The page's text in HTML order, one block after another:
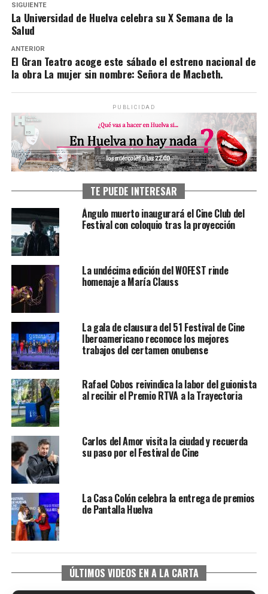
SIGUIENTE
La Universidad de Huelva celebra su X Semana de la
Salud
ANTERIOR
El Gran Teatro acoge este sábado el estreno nacional de
la obra La mujer sin nombre: Señora de Macbeth.
PUBLICIDAD
TE PUEDE INTERESAR
Ángulo muerto inaugurará el Cine Club del
Festival con coloquio tras la proyección
La undécima edición del WOFEST rinde
homenaje a María Clauss
La gala de clausura del 51 Festival de Cine
Iberoamericano reconoce los mejores
trabajos del certamen onubense
Rafael Cobos reivindica la labor del guionista
al recibir el Premio RTVA a la Trayectoria
Carlos del Amor visita la ciudad y recuerda
su paso por el Festival de Cine
La Casa Colón celebra la entrega de premios
de Pantalla Huelva
ÚLTIMOS VIDEOS EN A LA CARTA